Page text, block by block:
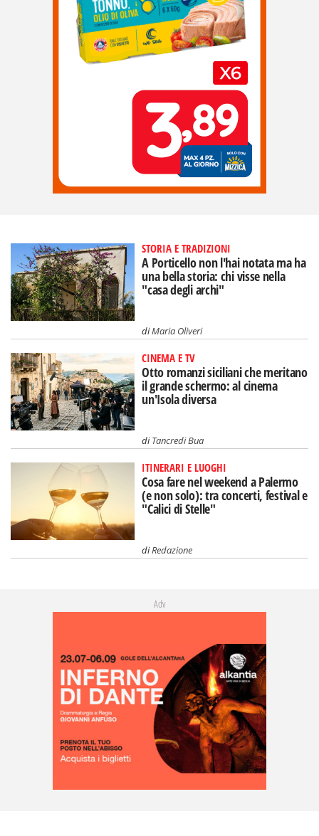
STORIA E TRADIZIONI
A Porticello non l'hai notata ma ha
una bella storia: chi visse nella
"casa degli archi"
diMaria Oliveri
CINEMA E TV
Otto romanzi siciliani che meritano
il grande schermo: al cinema
un'Isola diversa
diTancredi Bua
ITINERARI E LUOGHI
Cosa fare nel weekend a Palermo
(e non solo): tra concerti, festival e
"Calici di Stelle"
diRedazione
Adv